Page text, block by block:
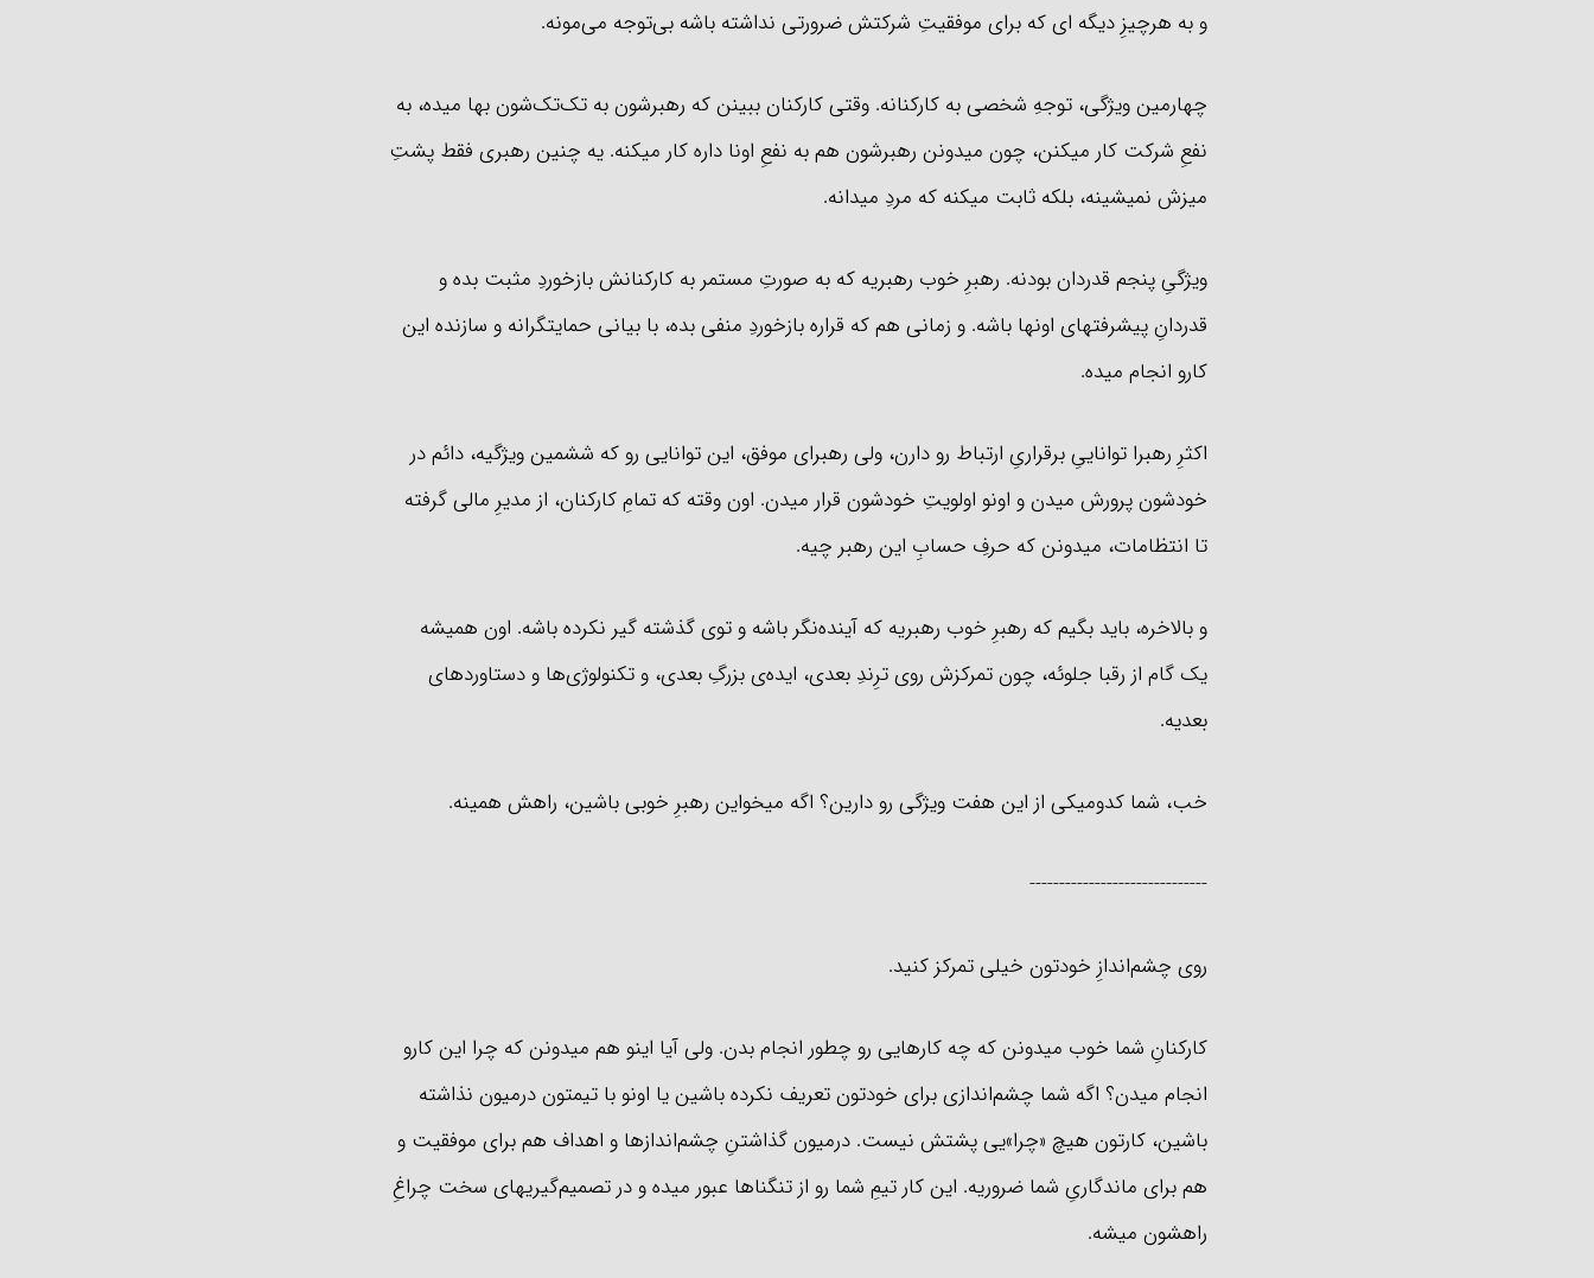
و به هرچیزِ دیگه ای که برای موفقیتِ شرکتش ضرورتی نداشته باشه بی‌توجه می‌مونه.
چهارمین ویژگی، توجهِ شخصی به کارکنانه. وقتی کارکنان ببینن که رهبرشون به تک‌تک‌شون بها میده، به
نفعِ شرکت کار میکنن، چون میدونن رهبرشون هم به نفعِ اونا داره کار میکنه. یه چنین رهبری فقط پشتِ
میزش نمیشینه، بلکه ثابت میکنه که مردِ میدانه.
ویژگیِ پنجم قدردان بودنه. رهبرِ خوب رهبریه که به صورتِ مستمر به کارکنانش بازخوردِ مثبت بده و
قدردانِ پیشرفتهای اونها باشه. و زمانی هم که قراره بازخوردِ منفی بده، با بیانی حمایتگرانه و سازنده این
کارو انجام میده.
اکثرِ رهبرا تواناییِ برقراریِ ارتباط رو دارن، ولی رهبرای موفق، این توانایی رو که ششمین ویژگیه، دائم در
خودشون پرورش میدن و اونو اولویتِ خودشون قرار میدن. اون وقته که تمامِ کارکنان، از مدیرِ مالی گرفته
تا انتظامات، میدونن که حرفِ حسابِ این رهبر چیه.
و بالاخره، باید بگیم که رهبرِ خوب رهبریه که آینده‌نگر باشه و توی گذشته گیر نکرده باشه. اون همیشه
یک گام از رقبا جلوئه، چون تمرکزش روی ترِندِ بعدی، ایده‌ی بزرگِ بعدی، و تکنولوژی‌ها و دستاوردهای
بعدیه.
خب، شما کدومیکی از این هفت ویژگی رو دارین؟ اگه میخواین رهبرِ خوبی باشین، راهش همینه.
------------------------------
روی چشم‌اندازِ خودتون خیلی تمرکز کنید.
کارکنانِ شما خوب میدونن که چه کارهایی رو چطور انجام بدن. ولی آیا اینو هم میدونن که چرا این کارو
انجام میدن؟ اگه شما چشم‌اندازی برای خودتون تعریف نکرده باشین یا اونو با تیمتون درمیون نذاشته
باشین، کارتون هیچ «چرا»یی پشتش نیست. درمیون گذاشتنِ چشم‌اندازها و اهداف هم برای موفقیت و
هم برای ماندگاریِ شما ضروریه. این کار تیمِ شما رو از تنگناها عبور میده و در تصمیم‌گیریهای سخت چراغِ
راهشون میشه.
دریافت اشتراک